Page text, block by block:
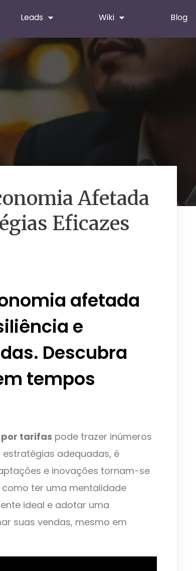
Leads Wiki Blog
Afetada
Eficazes
afetada
e
Descubra
tempos
tarifas pode trazer inúmeros
adequadas, é
e inovações tornam-se
como ter uma mentalidade
ideal e adotar uma
suas vendas, mesmo em